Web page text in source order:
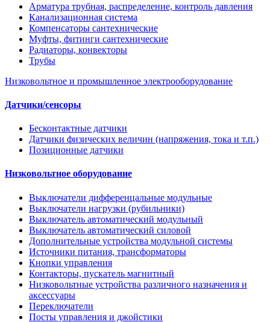
Арматура трубная, распределение, контроль давления
Канализационная система
Компенсаторы сантехнические
Муфты, фитинги сантехнические
Радиаторы, конвекторы
Трубы
Низковольтное и промышленное электрооборудование
Датчики/сенсоры
Бесконтактные датчики
Датчики физических величин (напряжения, тока и т.п.)
Позиционные датчики
Низковольтное оборудование
Выключатели дифференцальные модульные
Выключатели нагрузки (рубильники)
Выключатель автоматический модульный
Выключатель автоматический силовой
Дополнительные устройства модульной системы
Источники питания, трансформаторы
Кнопки управления
Контакторы, пускатель магнитный
Низковольтные устройства различного назначения и
аксессуары
Переключатели
Посты управления и джойстики